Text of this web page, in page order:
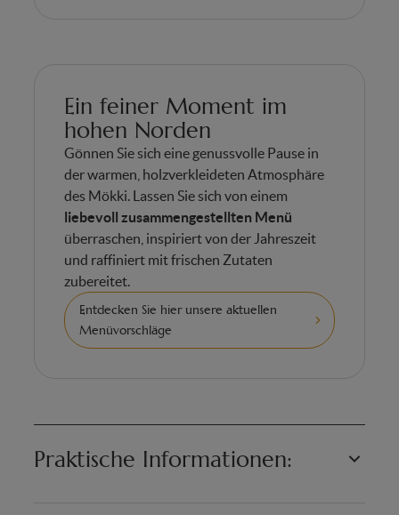
Ein feiner Moment im
hohen Norden
Gönnen Sie sich eine genussvolle Pause in
der warmen, holzverkleideten Atmosphäre
des Mökki. Lassen Sie sich von einem
liebevoll zusammengestellten Menü
überraschen, inspiriert von der Jahreszeit
und raffiniert mit frischen Zutaten
zubereitet.
Entdecken Sie hier unsere aktuellen
Menüvorschläge
Praktische Informationen: